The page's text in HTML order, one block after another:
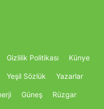
Gizlilik Politikası Künye
Yeşil Sözlük Yazarlar
Güneş Rüzgar